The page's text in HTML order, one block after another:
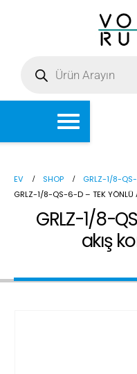
EV SHOP GRLZ-1/8-
GRLZ-1/8-QS-6-D – TEK YÖNLÜ
GRLZ-1/8-
akış